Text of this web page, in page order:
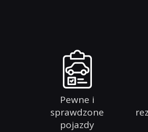
Pewne i
sprawdzone
pojazdy